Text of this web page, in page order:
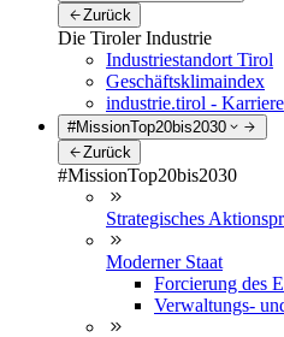
Zurück
Die Tiroler Industrie
Industriestandort Tirol
Geschäftsklimaindex
industrie.tirol -
#MissionTop20bis2030
Zurück
#MissionTop20bis2030
Strategisches
Moderner Staat
Forcierung des
Verwaltungs-